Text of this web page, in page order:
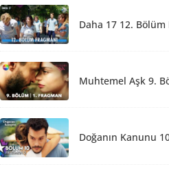
Daha 17 12. Bölüm
Muhtemel Aşk 9.
Doğanın Kanunu